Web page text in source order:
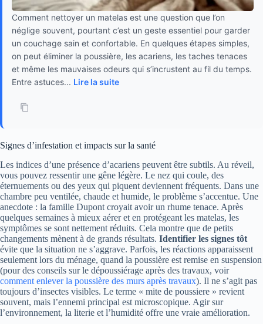
Comment nettoyer un matelas est une question que l’on
néglige souvent, pourtant c’est un geste essentiel pour garder
un couchage sain et confortable. En quelques étapes simples,
on peut éliminer la poussière, les acariens, les taches tenaces
et même les mauvaises odeurs qui s’incrustent au fil du temps.
Entre astuces... Lire la suite
Signes d’infestation et impacts sur la santé
Les indices d’une présence d’acariens peuvent être subtils. Au réveil,
vous pouvez ressentir une gêne légère. Le nez qui coule, des
éternuements ou des yeux qui piquent deviennent fréquents. Dans une
chambre peu ventilée, chaude et humide, le problème s’accentue. Une
anecdote : la famille Dupont croyait avoir un rhume tenace. Après
quelques semaines à mieux aérer et en protégeant les matelas, les
symptômes se sont nettement réduits. Cela montre que de petits
changements mènent à de grands résultats. Identifier les signes tôt
évite que la situation ne s’aggrave. Parfois, les réactions apparaissent
seulement lors du ménage, quand la poussière est remise en suspension
(pour des conseils sur le dépoussiérage après des travaux, voir
comment enlever la poussière des murs après travaux). Il ne s’agit pas
toujours d’insectes visibles. Le terme « mite de poussiere » revient
souvent, mais l’ennemi principal est microscopique. Agir sur
l’environnement, la literie et l’humidité offre une vraie amélioration.